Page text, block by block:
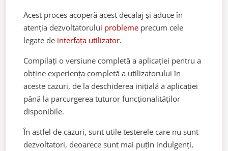
Acest proces acoperă acest decalaj și aduce în
atenția dezvoltatorului probleme precum cele
legate de interfața utilizator.
Compilați o versiune completă a aplicației pentru a
obține experiența completă a utilizatorului în
aceste cazuri, de la deschiderea inițială a aplicației
până la parcurgerea tuturor funcționalităților
disponibile.
În astfel de cazuri, sunt utile testerele care nu sunt
dezvoltatori, deoarece sunt mai puțin indulgenți,